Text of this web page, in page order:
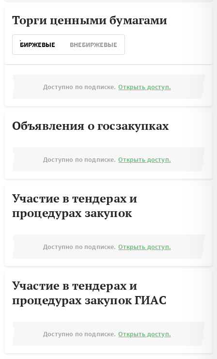
Торги ценными бумагами
БИРЖЕВЫЕ ВНЕБИРЖЕВЫЕ
Доступно по подписке. Открыть доступ.
Объявления о госзакупках
Доступно по подписке. Открыть доступ.
Участие в тендерах и
процедурах закупок
Доступно по подписке. Открыть доступ.
Участие в тендерах и
процедурах закупок ГИАС
Доступно по подписке. Открыть доступ.